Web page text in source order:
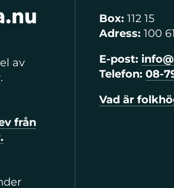
av
.
från
Box:112 15
Adress: 100
E-post:
Telefon: 08-
Vad är